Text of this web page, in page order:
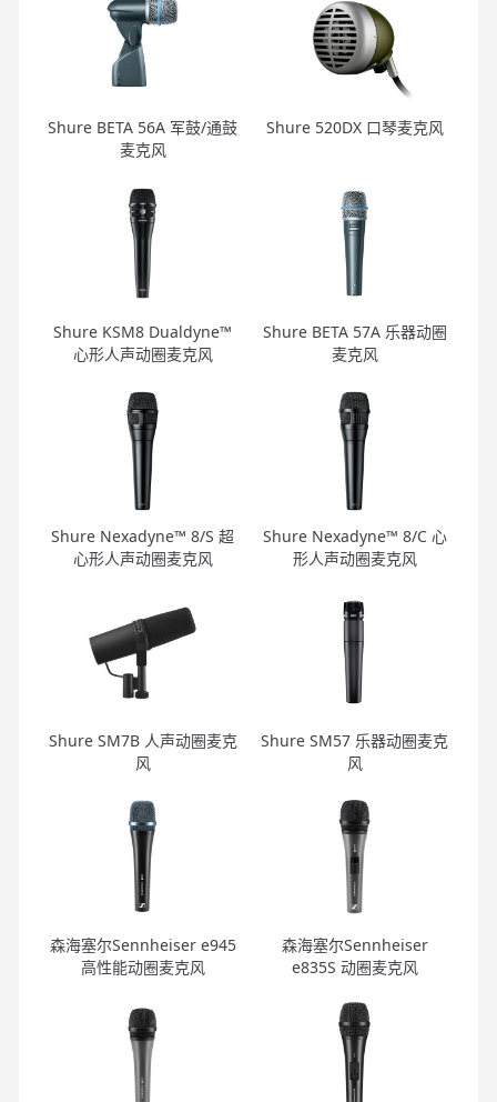
Shure BETA 56A 军鼓/通鼓
麦克风
Shure 520DX 口琴麦克风
Shure KSM8 Dualdyne™
心形人声动圈麦克风
Shure BETA 57A 乐器动圈
麦克风
Shure Nexadyne™ 8/S 超
心形人声动圈麦克风
Shure Nexadyne™ 8/C 心
形人声动圈麦克风
Shure SM7B 人声动圈麦克
风
Shure SM57 乐器动圈麦克
风
森海塞尔Sennheiser e945
高性能动圈麦克风
森海塞尔Sennheiser
e835S 动圈麦克风